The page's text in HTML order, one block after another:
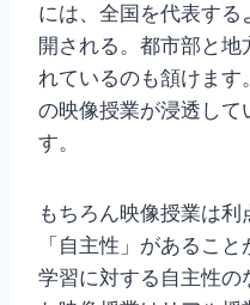
には、全国を代表す
開される。都市部と地
れているのも頷けます
の映像授業が浸透して
す。
もちろん映像授業は利
「自主性」があるこ
学習に対する自主性の